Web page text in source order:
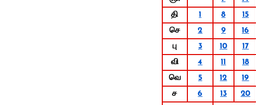
தி
1 8 15
செ
2 9 16
பு
3 10 17
வி
4 11 18
வெ
5 12 19
ச
6 13 20